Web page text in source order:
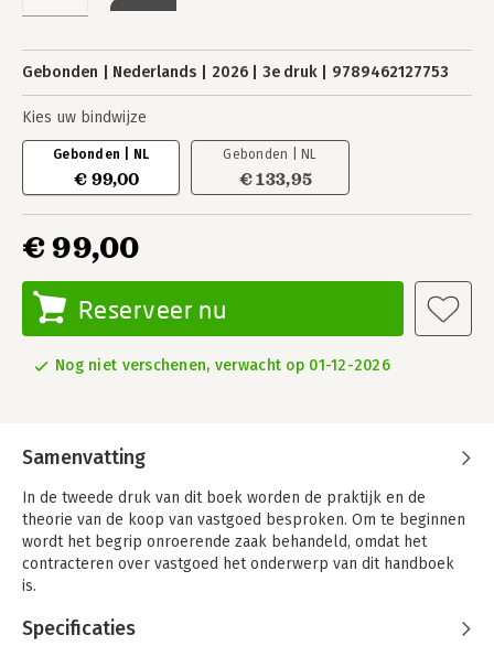
Gebonden Nederlands 2026 3e druk 9789462127753
Kies uw bindwijze
Gebonden | NL
€ 99,00
Gebonden | NL
€ 133,95
€ 99,00
Reserveer nu
Nog niet verschenen, verwacht op 01-12-2026
Samenvatting
In de tweede druk van dit boek worden de praktijk en de
theorie van de koop van vastgoed besproken. Om te beginnen
wordt het begrip onroerende zaak behandeld, omdat het
contracteren over vastgoed het onderwerp van dit handboek
is.
Vervolgens wordt onder andere ingegaan op de
totstandkoming van de koop, de koop van een woning door een
Specificaties